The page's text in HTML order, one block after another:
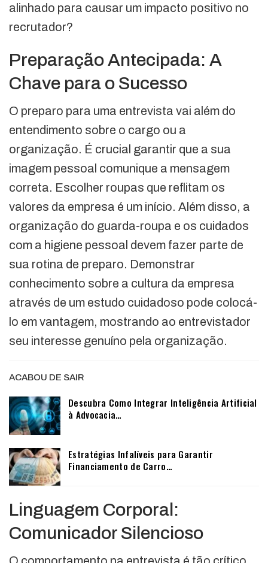
alinhado para causar um impacto positivo no
recrutador?
Preparação Antecipada: A
Chave para o Sucesso
O preparo para uma entrevista vai além do
entendimento sobre o cargo ou a
organização. É crucial garantir que a sua
imagem pessoal comunique a mensagem
correta. Escolher roupas que reflitam os
valores da empresa é um início. Além disso, a
organização do guarda-roupa e os cuidados
com a higiene pessoal devem fazer parte de
sua rotina de preparo. Demonstrar
conhecimento sobre a cultura da empresa
através de um estudo cuidadoso pode colocá-
lo em vantagem, mostrando ao entrevistador
seu interesse genuíno pela organização.
ACABOU DE SAIR
Descubra Como Integrar Inteligência Artificial
à Advocacia…
Estratégias Infalíveis para Garantir
Financiamento de Carro…
Linguagem Corporal:
Comunicador Silencioso